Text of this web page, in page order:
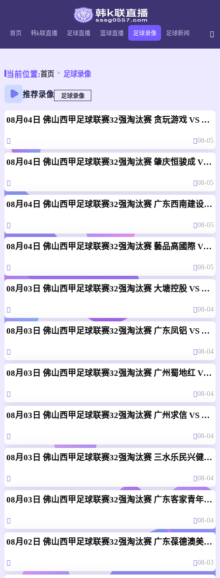
首页 韩k联直播 足球直播 篮球直播 足球录像 足球新闻
当前位置:首页 足球录像
推荐录像 足球录像
08月04日 佛山西甲足球联赛32强淘汰赛 贪玩游戏 VS 美的薪火 全场录像
08-05
08月04日 佛山西甲足球联赛32强淘汰赛 肇庆恒骏成 VS 三七互娱 全场录像
08-05
08月04日 佛山西甲足球联赛32强淘汰赛 广东西南建设 VS 香港圣徒 全场录像
08-05
08月04日 佛山西甲足球联赛32强淘汰赛 藝品高國際 VS 湛江狂狼·粵辉能源 全场录像
08-05
08月03日 佛山西甲足球联赛32强淘汰赛 大塘控股 VS 茂名市点都得 全场录像
08-04
08月03日 佛山西甲足球联赛32强淘汰赛 广东凤铝 VS 湛江八部科技 全场录像
08-04
08月03日 佛山西甲足球联赛32强淘汰赛 广州蜀地红 VS 广州戴拿模 全场录像
08-04
08月03日 佛山西甲足球联赛32强淘汰赛 广州求信 VS 顺德新青年 全场录像
08-04
08月03日 佛山西甲足球联赛32强淘汰赛 三水乐民兴健力宝 VS 中国澳门澳科精英 全场录像
08-04
08月03日 佛山西甲足球联赛32强淘汰赛 广东客家青年 VS 广州英华思力U17 全场录像
08-04
08月02日 佛山西甲足球联赛32强淘汰赛 广东葆德澳美 VS 白坭兴龙 全场录像
08-03